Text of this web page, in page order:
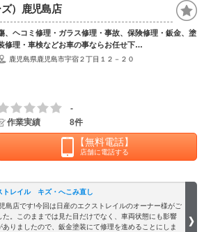
）鹿児島店
、ヘコミ修理・ガラス修理・事故、保険修理・鈑金、塗
修理・車検などお車の事ならお任せ下…
鹿児島県鹿児島市宇宿２丁目１２－２０
-
作業実績
8件
【無料電話】
店舗に電話する
レイル キズ・へこみ直し
島店です!今回は日産のエクストレイルのオーナー様がご
た。このままでは見た目だけでなく、車両状態にも影響
ありましたので、鈑金塗装にて修理を進めることにしま